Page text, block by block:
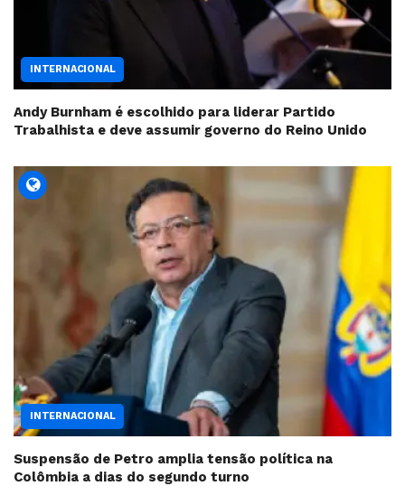
INTERNACIONAL
Andy Burnham é escolhido para liderar Partido
Trabalhista e deve assumir governo do Reino Unido
INTERNACIONAL
Suspensão de Petro amplia tensão política na
Colômbia a dias do segundo turno